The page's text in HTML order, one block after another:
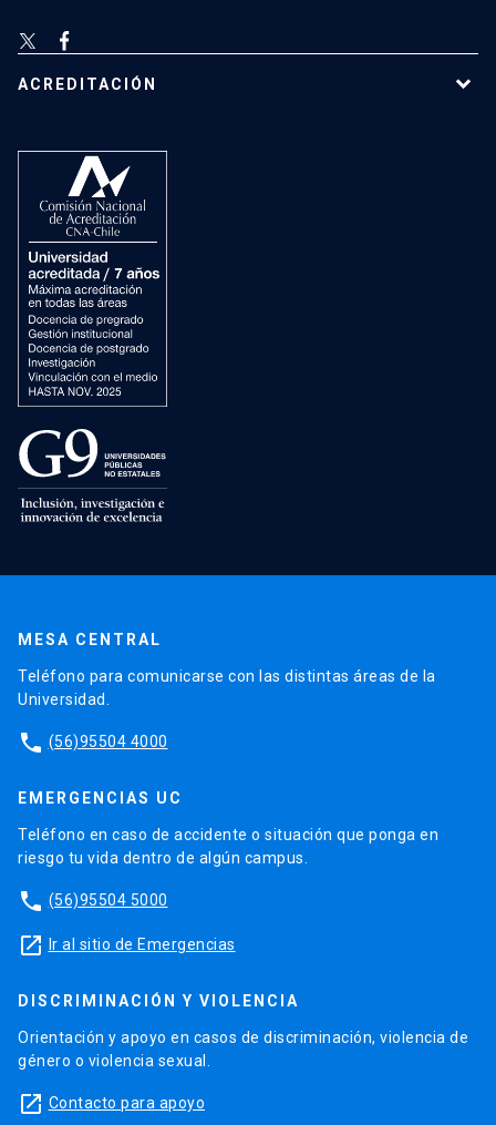
ACREDITACIÓN
MESA CENTRAL
Teléfono para comunicarse con las distintas áreas de la
Universidad.
phone (56)95504 4000
EMERGENCIAS UC
Teléfono en caso de accidente o situación que ponga en
riesgo tu vida dentro de algún campus.
phone (56)95504 5000
launch Ir al sitio de Emergencias
DISCRIMINACIÓN Y VIOLENCIA
Orientación y apoyo en casos de discriminación, violencia de
género o violencia sexual.
launch Contacto para apoyo